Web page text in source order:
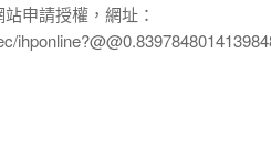
申請授權，網址：